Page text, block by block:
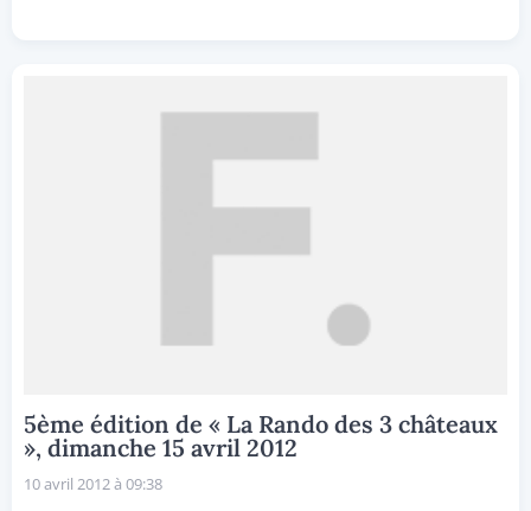
5ème édition de « La Rando des 3 châteaux
», dimanche 15 avril 2012
10 avril 2012 à 09:38